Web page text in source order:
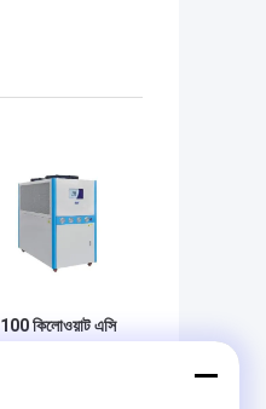
100 কিলোওয়াট এসি